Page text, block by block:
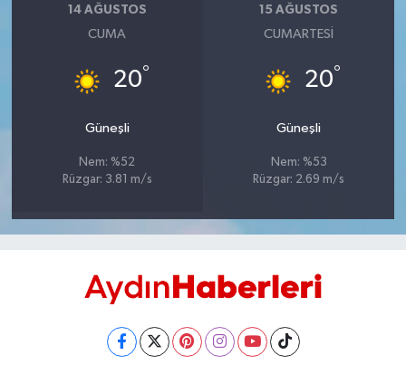
14 AĞUSTOS
CUMA
20°
Güneşli
Nem: %52
Rüzgar: 3.81 m/s
15 AĞUSTOS
CUMARTESI
20°
Güneşli
Nem: %53
Rüzgar: 2.69 m/s
YURT